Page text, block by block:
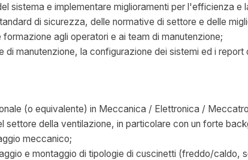
sistema e implementare miglioramenti per l'efficienza e
di sicurezza, delle normative di settore e delle
agli operatori e ai team di manutenzione;
di manutenzione, la configurazione dei sistemi ed i report
(o equivalente) in Meccanica / Elettronica /
settore della ventilazione, in particolare con un forte
meccanico;
e montaggio di tipologie di cuscinetti (freddo/caldo,